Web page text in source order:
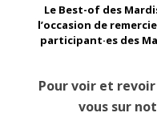
Le Best-of des
l’occasion de
participant·es des
Pour voir et
vous sur